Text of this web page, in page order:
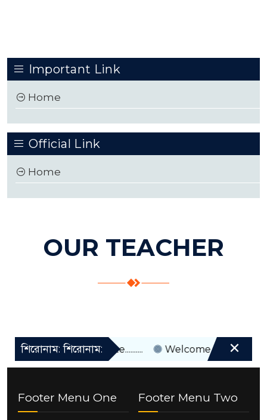
Important Link
Home
Official Link
Home
OUR TEACHER
শিরোনাম: শিরোনাম:
to our website.......... Welcome to our ×
Footer Menu One Footer Menu Two